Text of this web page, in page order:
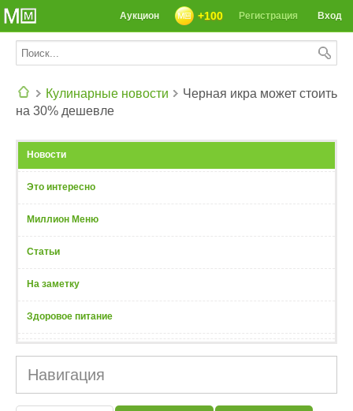
Вход
Регистрация
+100
Аукцион
Кулинарные новости
Черная икра может стоить
на 30% дешевле
Новости
Это интересно
Миллион Меню
Статьи
На заметку
Здоровое питание
Навигация